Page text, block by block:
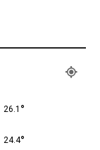
26.1 °
24.4°